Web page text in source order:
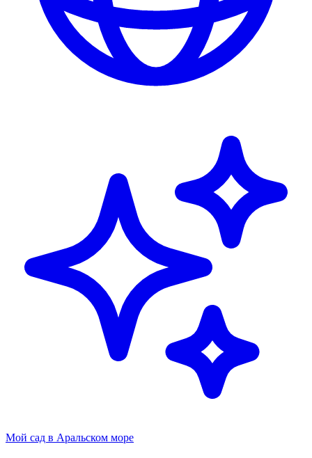
Мой сад в Аральском море